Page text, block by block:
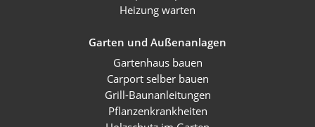
Heizung warten
Garten und Außenanlagen
Gartenhaus bauen
Carport selber bauen
Grill-Baunanleitungen
Pflanzenkrankheiten